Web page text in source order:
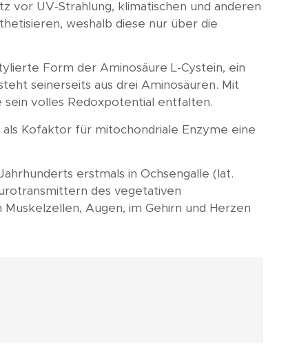
vor UV-Strahlung, klimatischen und anderen
weshalb diese nur über die
Form der Aminosäure L-Cystein, ein
seinerseits aus drei Aminosäuren. Mit
volles Redoxpotential entfalten.
als Kofaktor für mitochondriale Enzyme eine
erstmals in Ochsengalle (lat.
des vegetativen
Augen, im Gehirn und Herzen